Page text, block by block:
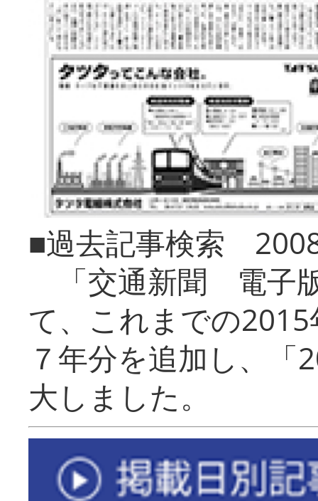
■過去記事検索
「交通新聞 電子
て、これまでの
７年分を追加し、「
大しまし